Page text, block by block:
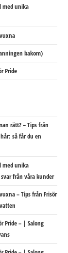
med unika
bakom)
Pride
rätt? – Tips från
så får du en
med unika
från våra kunder
– Tips från Frisör
Pride – | Salong